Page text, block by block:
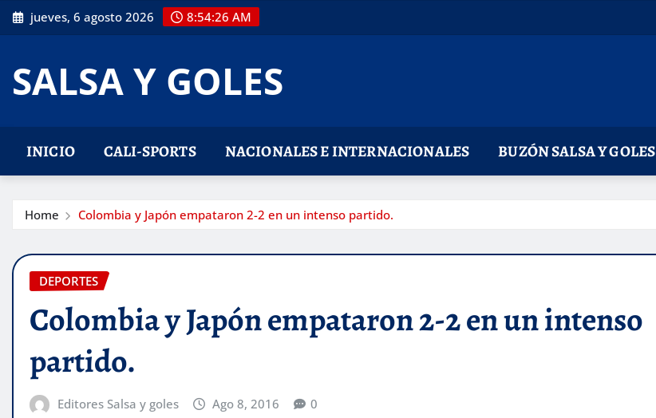
Skip
to
jueves, 6 agosto 2026 8:54:27 AM
SALSA Y GOLES
INICIO CALI-SPORTS NACIONALES E INTERNACIONALES BUZÓN SALSA Y GOLES
Home Colombia y Japón empataron 2-2 en un intenso partido.
DEPORTES
Colombia y Japón empataron 2-2 en un intenso
partido.
Editores Salsa y goles Ago 8, 2016 0